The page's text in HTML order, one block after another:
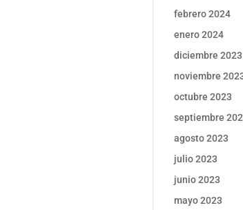
febrero 2024
enero 2024
diciembre 2023
noviembre
octubre 2023
septiembre
agosto 2023
julio 2023
junio 2023
mayo 2023